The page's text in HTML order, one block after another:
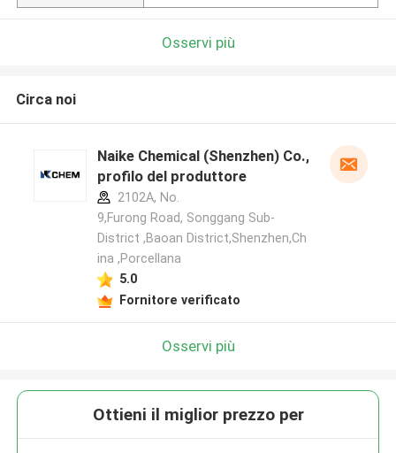
Osservi più
Circa noi
Naike Chemical (Shenzhen) Co., Ltd
profilo del produttore
2102A, No.
9,Furong Road, Songgang Sub-
District ,Baoan District,Shenzhen,Ch
ina ,Porcellana
5.0
Fornitore verificato
Osservi più
Ottieni il miglior prezzo per